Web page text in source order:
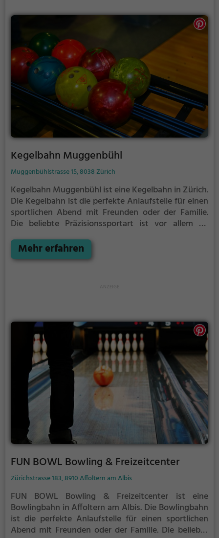
Kegelbahn Muggenbühl
Muggenbühlstrasse 15, 8038 Zürich
Kegelbahn Muggenbühl ist eine Kegelbahn in Zürich.
Die Kegelbahn ist die perfekte Anlaufstelle für einen
sportlichen Abend mit Freunden oder der Familie.
Die beliebte Präzisionssportart ist vor allem an
Freizeitbeschäftigung, sportliche Betätigung und
Wettbewerbscharakter inklusive.
Mehr erfahren
FUN BOWL Bowling & Freizeitcenter
Zürichstrasse 183, 8910 Affoltern am Albis
FUN BOWL Bowling & Freizeitcenter ist eine
Bowlingbahn in Affoltern am Albis. Die Bowlingbahn
ist die perfekte Anlaufstelle für einen sportlichen
Abend mit Freunden oder der Familie. Die beliebte